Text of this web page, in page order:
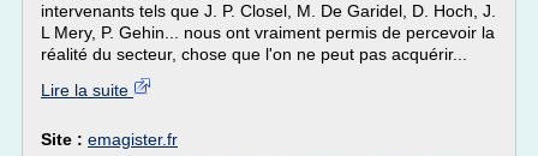
intervenants tels que J. P. Closel, M. De Garidel, D. Hoch, J.
L Mery, P. Gehin... nous ont vraiment permis de percevoir la
réalité du secteur, chose que l'on ne peut pas acquérir...
Lire la suite
Site : emagister.fr